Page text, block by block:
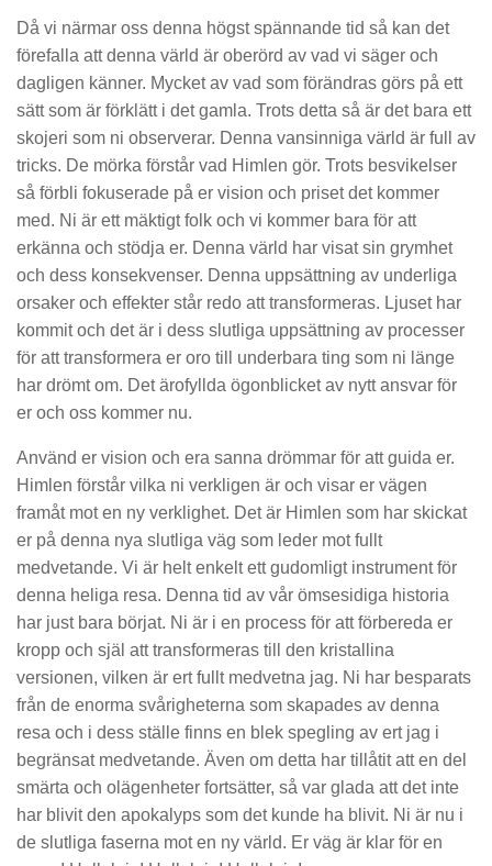
Då vi närmar oss denna högst spännande tid så kan det
förefalla att denna värld är oberörd av vad vi säger och
dagligen känner. Mycket av vad som förändras görs på ett
sätt som är förklätt i det gamla. Trots detta så är det bara ett
skojeri som ni observerar. Denna vansinniga värld är full av
tricks. De mörka förstår vad Himlen gör. Trots besvikelser
så förbli fokuserade på er vision och priset det kommer
med. Ni är ett mäktigt folk och vi kommer bara för att
erkänna och stödja er. Denna värld har visat sin grymhet
och dess konsekvenser. Denna uppsättning av underliga
orsaker och effekter står redo att transformeras. Ljuset har
kommit och det är i dess slutliga uppsättning av processer
för att transformera er oro till underbara ting som ni länge
har drömt om. Det ärofyllda ögonblicket av nytt ansvar för
er och oss kommer nu.
Använd er vision och era sanna drömmar för att guida er.
Himlen förstår vilka ni verkligen är och visar er vägen
framåt mot en ny verklighet. Det är Himlen som har skickat
er på denna nya slutliga väg som leder mot fullt
medvetande. Vi är helt enkelt ett gudomligt instrument för
denna heliga resa. Denna tid av vår ömsesidiga historia
har just bara börjat. Ni är i en process för att förbereda er
kropp och själ att transformeras till den kristallina
versionen, vilken är ert fullt medvetna jag. Ni har besparats
från de enorma svårigheterna som skapades av denna
resa och i dess ställe finns en blek spegling av ert jag i
begränsat medvetande. Även om detta har tillåtit att en del
smärta och olägenheter fortsätter, så var glada att det inte
har blivit den apokalyps som det kunde ha blivit. Ni är nu i
de slutliga faserna mot en ny värld. Er väg är klar för en